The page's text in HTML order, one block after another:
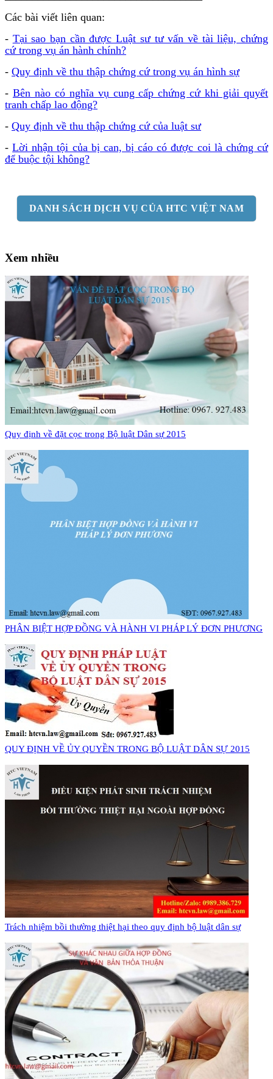
Các bài viết liên quan:
- Tại sao bạn cần được Luật sư tư vấn về tài liệu, chứng
cứ trong vụ án hành chính?
- Quy định về thu thập chứng cứ trong vụ án hình sự
- Bên nào có nghĩa vụ cung cấp chứng cứ khi giải quyết
tranh chấp lao động?
- Quy định về thu thập chứng cứ của luật sư
-Lời nhận tội của bị can, bị cáo có được coi là chứng cứ
để buộc tội không?
DANH SÁCH DỊCH VỤ CỦA HTC VIỆT NAM
Xem nhiều
Quy định về đặt cọc trong Bộ luật Dân sự 2015
PHÂN BIỆT HỢP ĐỒNG VÀ HÀNH VI PHÁP LÝ ĐƠN PHƯƠNG
QUY ĐỊNH VỀ ỦY QUYỀN TRONG BỘ LUẬT DÂN SỰ 2015
Trách nhiệm bồi thường thiệt hại theo quy định bộ luật dân sự